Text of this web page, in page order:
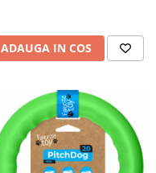
ADAUGA IN COS